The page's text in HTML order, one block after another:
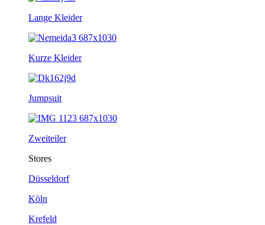
Lange Kleider
Kurze Kleider
Jumpsuit
Zweiteiler
Stores
Düsseldorf
Köln
Krefeld